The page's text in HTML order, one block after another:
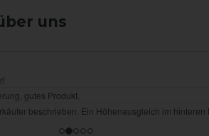
uns